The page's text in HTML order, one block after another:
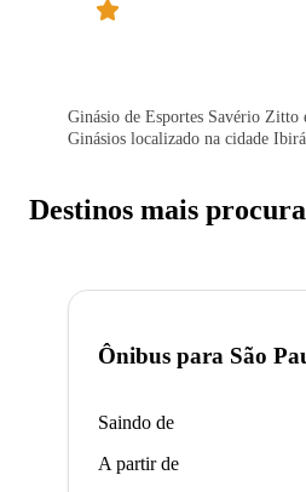
Ginásio de Esportes Savério
Ginásios localizado na cidade
Destinos mais
Ônibus para São
Saindo de
A partir de